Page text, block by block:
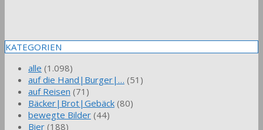
KATEGORIEN
alle (1.098)
auf die Hand|Burger|… (51)
auf Reisen (71)
Bäcker|Brot|Gebäck (80)
bewegte Bilder (44)
Bier (188)